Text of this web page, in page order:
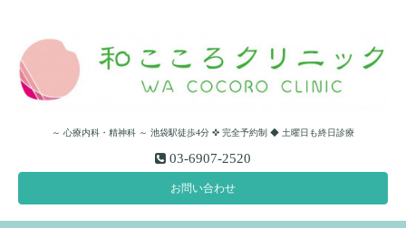
～ 心療内科・精神科 ～ 池袋駅徒歩4分 ✜ 完全予約制 ◆ 土曜日も終日診療
03-6907-2520
お問い合わせ